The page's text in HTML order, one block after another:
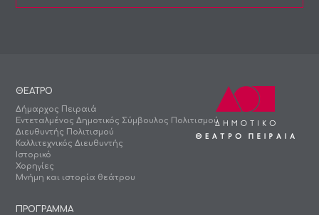
ΘΕΑΤΡΟ
Δήμαρχος Πειραιά
Εντεταλμένος Δημοτικός Σύμβουλος Πολιτισμού
Διευθυντής Πολιτισμού
Καλλιτεχνικός Διευθυντής
Ιστορικό
Χορηγίες
Μνήμη και ιστορία θεάτρου
ΠΡΟΓΡΑΜΜΑ